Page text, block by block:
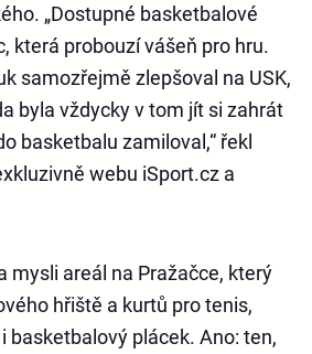
„Dostupné basketbalové
která probouzí vášeň pro hru.
samozřejmě zlepšoval na USK,
byla vždycky v tom jít si zahrát
basketbalu zamiloval,“ řekl
webu iSport.cz a
mysli areál na Pražačce, který
hřiště a kurtů pro tenis,
basketbalový plácek. Ano: ten,